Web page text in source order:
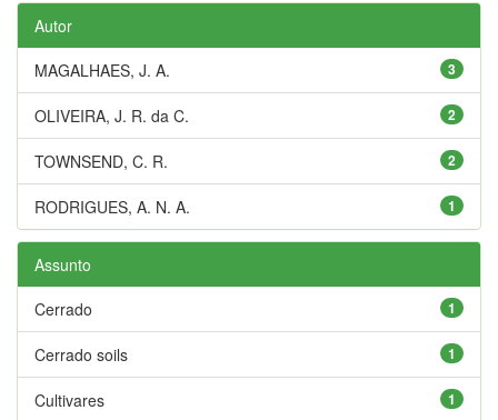
Autor
3
MAGALHAES, J. A.
2
OLIVEIRA, J. R. da C.
2
TOWNSEND, C. R.
1
RODRIGUES, A. N. A.
Assunto
1
Cerrado
1
Cerrado soils
1
Cultivares